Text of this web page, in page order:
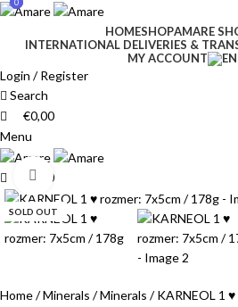
HOMESHOPAMARE
INTERNATIONAL DELIVERIES &
MY ACCOUNT
Login / Register
Search
0
€0,00
Menu
0
€0,00
SOLD OUT
Click to enlarge
Home Minerals Minerals KARNEOL 1